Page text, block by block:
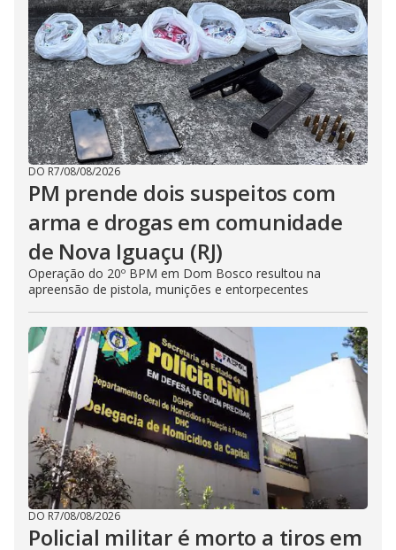
DO R7/08/08/2026
PM prende dois suspeitos com
arma e drogas em comunidade
de Nova Iguaçu (RJ)
Operação do 20º BPM em Dom Bosco resultou na
apreensão de pistola, munições e entorpecentes
DO R7/08/08/2026
Policial militar é morto a tiros em